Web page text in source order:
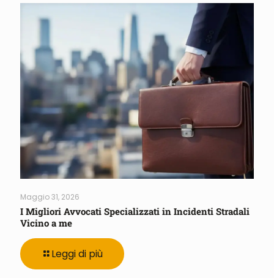
Maggio 31, 2026
I Migliori Avvocati Specializzati in Incidenti Stradali
Vicino a me
Leggi di più